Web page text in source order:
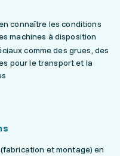
connaître les conditions
machines à disposition
comme des grues, des
pour le transport et la
et montage) en